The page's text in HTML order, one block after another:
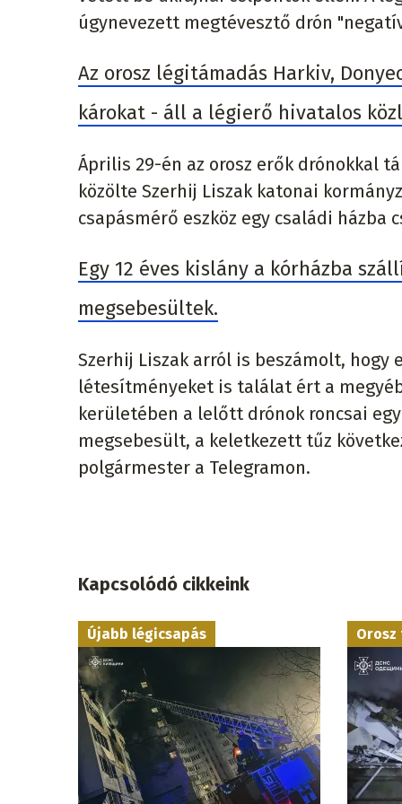
úgynevezett megtévesztő drón
Az orosz légitámadás Harkiv,
károkat - áll a légierő hivatalos
Április 29-én az orosz erők drónokkal
közölte Szerhij Liszak katonai
csapásmérő eszköz egy családi
Egy 12 éves kislány a kórházba
megsebesültek.
Szerhij Liszak arról is beszámolt,
létesítményeket is találat ért a
kerületében a lelőtt drónok roncsai
megsebesült, a keletkezett tűz
polgármester a Telegramon.
Kapcsolódó cikkeink
Újabb légicsapás Orosz